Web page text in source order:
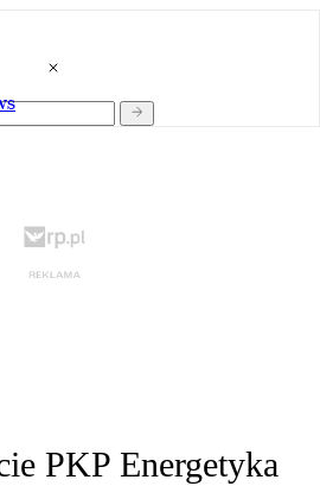
PKP Energetyka